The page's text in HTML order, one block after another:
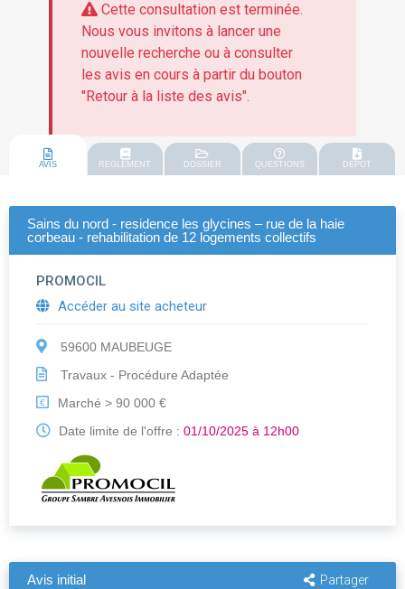
Cette consultation est terminée.
Nous vous invitons à lancer une
nouvelle recherche ou à consulter
les avis en cours à partir du bouton
"Retour à la liste des avis".
AVIS REGLEMENT DOSSIER QUESTIONS DEPOT
Sains du nord - residence les glycines – rue de la haie
corbeau - rehabilitation de 12 logements collectifs
PROMOCIL
Accéder au site acheteur
59600 MAUBEUGE
Travaux - Procédure Adaptée
€
Marché > 90 000 €
Date limite de l'offre : 01/10/2025 à 12h00
Avis initial Partager